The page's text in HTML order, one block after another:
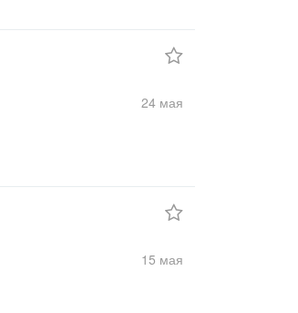
24 мая
15 мая